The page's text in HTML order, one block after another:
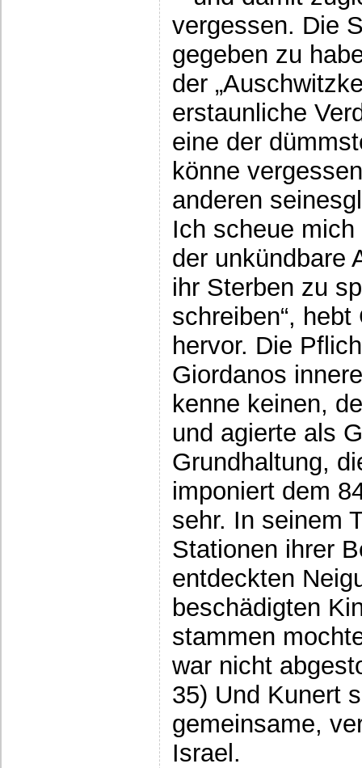
vergessen. Die
gegeben zu
der
erstaunliche
eine der
könne
anderen
Ich scheue
der unkündbare
ihr Sterben zu
schreiben“,
hervor. Die
Giordanos
kenne keinen,
und agierte als
Grundhaltung,
imponiert dem
sehr. In seinem
Stationen ihrer
entdeckten
beschädigten
stammen
war nicht
35) Und Kunert
gemeinsame,
Israel.